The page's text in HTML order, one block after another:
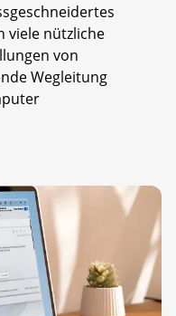
viele nützliche
von
Wegleitung